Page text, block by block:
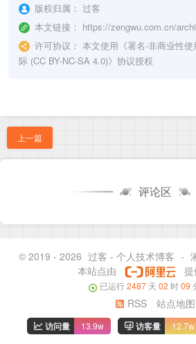
版权归属： 过客
本文链接： https://zengwu.com.cn/
许可协议： 本文使用《署名-非商业性
际 (CC BY-NC-SA 4.0)》协议授权
上一篇
评论区
© 2019 - 2026 过客 - 个人技术博客 -
本站点由
已运行2487天 02 时09
RSS 站点地图
访问量 13.9w 访客量 12.7w